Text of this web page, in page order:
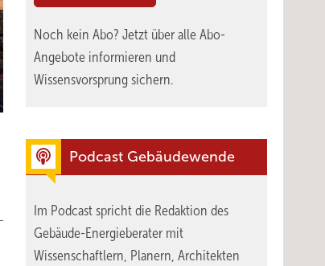
Noch kein Abo? Jetzt über alle Abo-
Angebote informieren und
Wissensvorsprung sichern.
Podcast Gebäudewende
Im Podcast spricht die Redaktion des
Gebäude-Energieberater mit
Wissenschaftlern, Planern, Architekten